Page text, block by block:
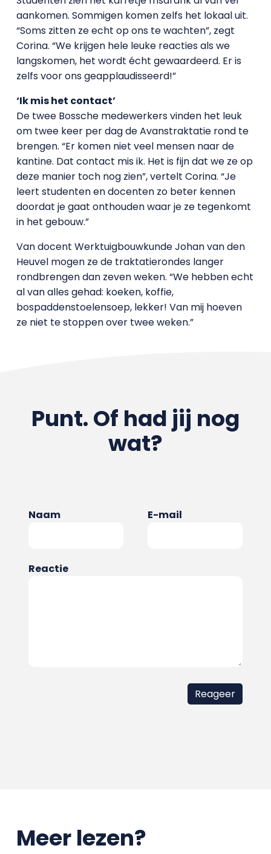
aankomen. Sommigen komen zelfs het lokaal uit.
“Soms zitten ze echt op ons te wachten”, zegt
Corina. “We krijgen hele leuke reacties als we
langskomen, het wordt écht gewaardeerd. Er is
zelfs voor ons geapplaudisseerd!”
‘Ik mis het contact’
De twee Bossche medewerkers vinden het leuk
om twee keer per dag de Avanstraktatie rond te
brengen. “Er komen niet veel mensen naar de
kantine. Dat contact mis ik. Het is fijn dat we ze op
deze manier toch nog zien”, vertelt Corina. “Je
leert studenten en docenten zo beter kennen
doordat je gaat onthouden waar je ze tegenkomt
in het gebouw.”
Van docent Werktuigbouwkunde Johan van den
Heuvel mogen ze de traktatierondes langer
rondbrengen dan zeven weken. “We hebben echt
al van alles gehad: koeken, koffie,
bospaddenstoelensoep, lekker! Van mij hoeven
ze niet te stoppen over twee weken.”
Punt. Of had jij nog
wat?
Naam E-mail
Reactie
Meer lezen?